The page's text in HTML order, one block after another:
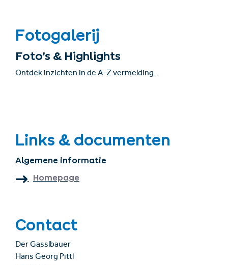
Fotogalerij
Foto’s & Highlights
Ontdek inzichten in de A–Z vermelding.
Links & documenten
Algemene informatie
Homepage
Contact
Der Gasslbauer
Hans Georg Pittl